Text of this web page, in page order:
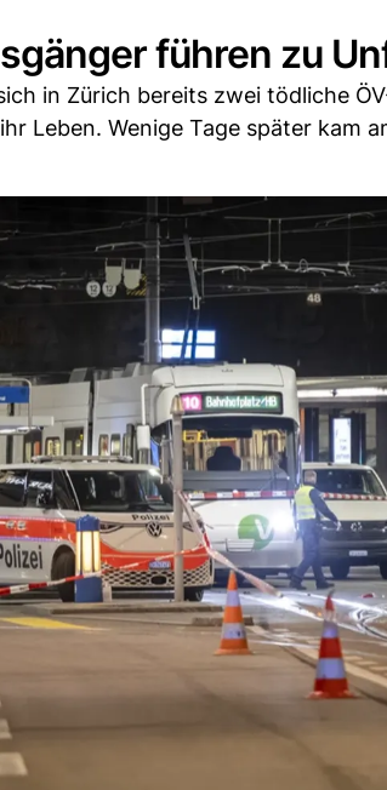
führen zu
in Zürich bereits zwei tödliche
Leben. Wenige Tage später kam